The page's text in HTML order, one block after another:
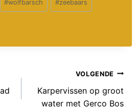
#wolfbarsch #zeebaars
VOLGENDE
Karpervissen op groot
water met Gerco Bos